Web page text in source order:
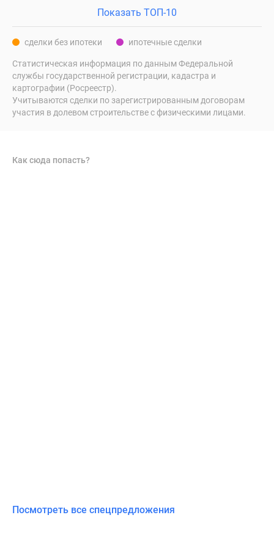
Показать ТОП-10
сделки без ипотеки ипотечные сделки
Статистическая информация по данным Федеральной
службы государственной регистрации, кадастра и
картографии (Росреестр).
Учитываются сделки по зарегистрированным договорам
участия в долевом строительстве с физическими лицами.
Как сюда попасть?
Посмотреть все спецпредложения